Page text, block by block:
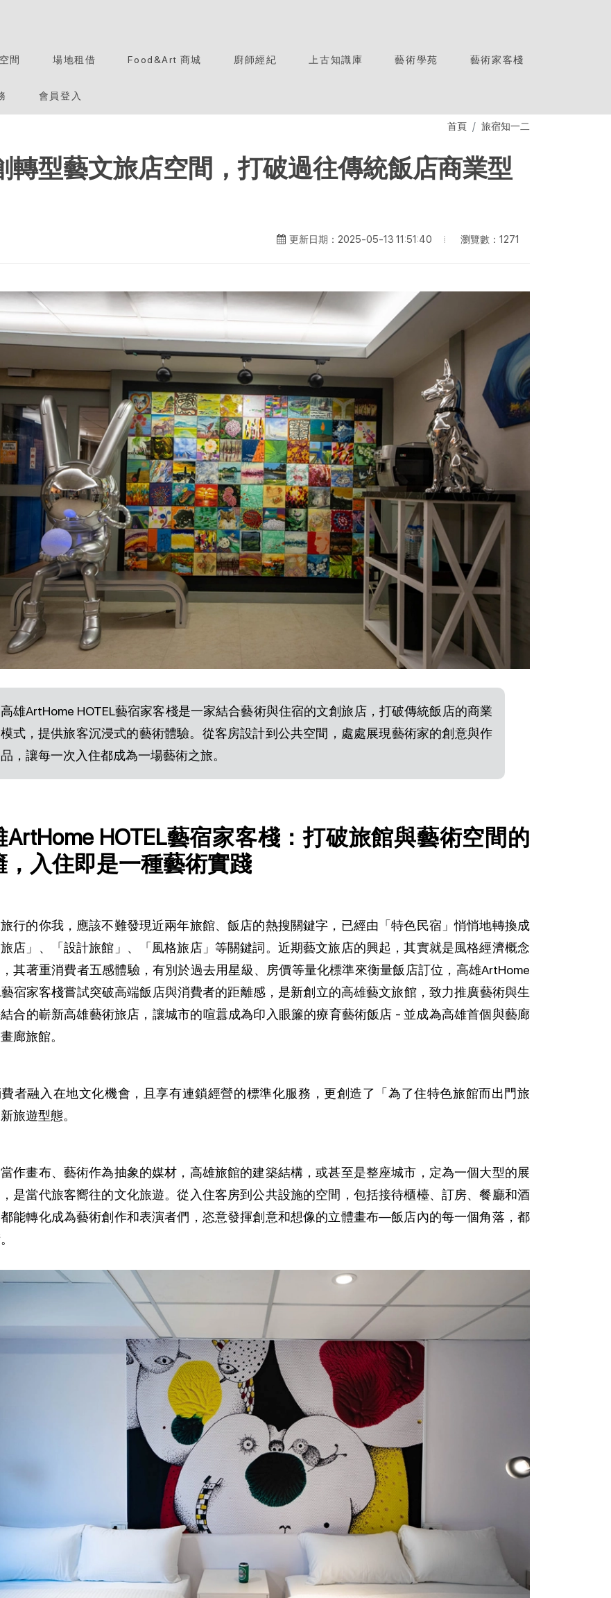
間 場地租借 Food&Art 商城 廚師經紀 上古知識庫 藝術學苑 藝術家客棧
會員登入
首頁 旅宿知一二
轉型藝文旅店空間，打破過往傳統飯店商業型
更新日期：2025-05-13 11:51:40 瀏覽數：1271
高雄ArtHome HOTEL藝宿家客棧是一家結合藝術與住宿的文創旅店，打破傳統飯店的商業
模式，提供旅客沉浸式的藝術體驗。從客房設計到公共空間，處處展現藝術家的創意與作
品，讓每一次入住都成為一場藝術之旅。
ArtHome HOTEL藝宿家客棧：打破旅館與藝術空間的
，入住即是一種藝術實踐
行的你我，應該不難發現近兩年旅館、飯店的熱搜關鍵字，已經由「特色民宿」悄悄地轉換成
旅店」、「設計旅館」、「風格旅店」等關鍵詞。近期藝文旅店的興起，其實就是風格經濟概念
其著重消費者五感體驗，有別於過去用星級、房價等量化標準來衡量飯店訂位，高雄ArtHome
藝宿家客棧嘗試突破高端飯店與消費者的距離感，是新創立的高雄藝文旅館，致力推廣藝術與生
合的嶄新高雄藝術旅店，讓城市的喧囂成為印入眼簾的療育藝術飯店 - 並成為高雄首個與藝廊
廊旅館。
者融入在地文化機會，且享有連鎖經營的標準化服務，更創造了「為了住特色旅館而出門旅
旅遊型態。
作畫布、藝術作為抽象的媒材，高雄旅館的建築結構，或甚至是整座城市，定為一個大型的展
是當代旅客嚮往的文化旅遊。從入住客房到公共設施的空間，包括接待櫃檯、訂房、餐廳和酒
能轉化成為藝術創作和表演者們，恣意發揮創意和想像的立體畫布—飯店內的每一個角落，都